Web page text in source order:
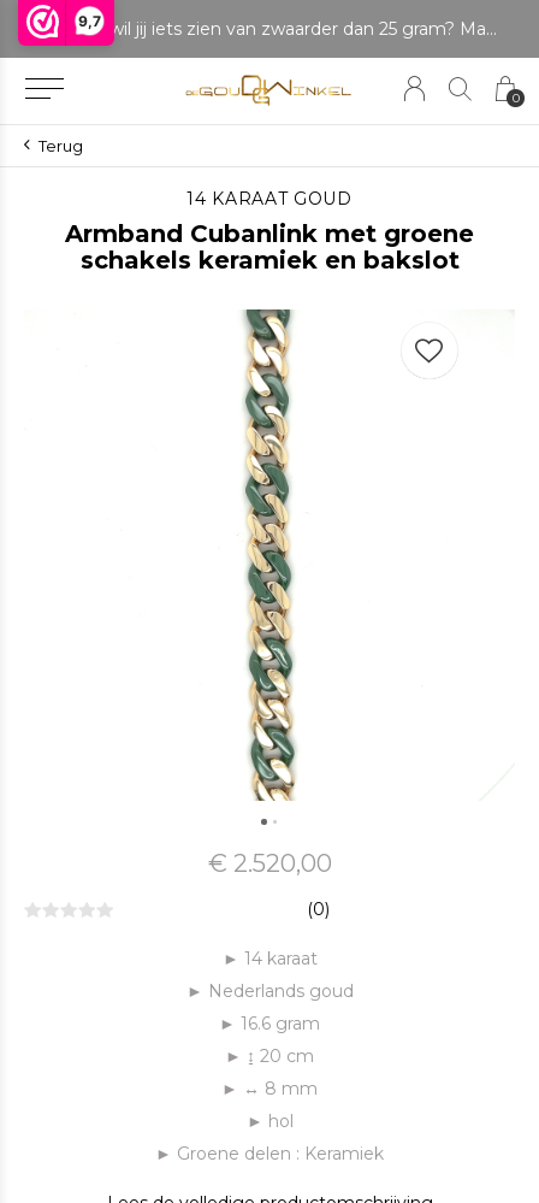
9,7
0
LET OP: wil jij iets zien van zwaarder dan 25 gram? Maak dan een afspraak om het product te bekijken. Producten boven de 25 gram NIET aanwezig in winkel.
Terug
14 KARAAT GOUD
Armband Cubanlink met groene
schakels keramiek en bakslot
€ 2.520,00
(0)
► 14 karaat
► Nederlands goud
► 16.6 gram
► ↨ 20 cm
► ↔ 8 mm
► hol
► Groene delen : Keramiek